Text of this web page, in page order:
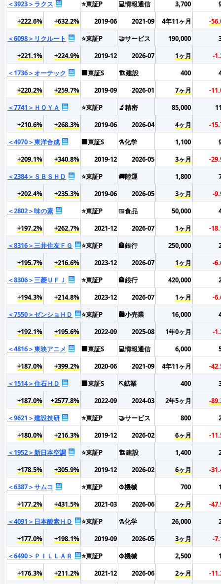
＜3923＞ラクス
⭐東証P 💻情報通信 3,700
+222.6%
+632.2% 2019-06 2021-09 4年11ヶ月
-
＜6098＞リクルート
⭐東証P 🤝サービス 190,000
+221.1%
+224.9% 2019-12 2026-07 1ヶ月
-
＜1736＞オーテック
🏢東証S 🏗️建設 400
+220.2%
+259.7% 2019-09 2026-01 7ヶ月
-
＜7741＞ＨＯＹＡ
⭐東証P 🔬精密 85,000
+210.6%
+268.3% 2019-06 2026-04 4ヶ月
-
＜4970＞東洋合成
🏢東証S ⚗️化学 1,100
+209.1%
+340.8% 2019-12 2026-05 3ヶ月
-
＜2384＞ＳＢＳＨＤ
⭐東証P 🚚陸運 1,800
+202.4%
+235.3% 2019-06 2026-05 3ヶ月
-
＜2802＞味の素
⭐東証P 🍱食品 50,000
+197.2%
+262.7% 2021-12 2026-07 1ヶ月
-
＜8316＞三井住友ＦＧ
⭐東証P 🏦銀行 250,000
+195.7%
+216.6% 2023-12 2026-07 1ヶ月
-
＜8306＞三菱ＵＦＪ
⭐東証P 🏦銀行 420,000
+194.3%
+214.8% 2023-12 2026-07 1ヶ月
-
＜7550＞ゼンショＨＤ
⭐東証P 🛍️小売業 16,000
+192.1%
+195.6% 2022-09 2025-08 1年0ヶ月
-
＜4816＞東映アニメ
🏢東証S 💻情報通信 6,000
+187.0%
+399.2% 2020-06 2021-09 4年11ヶ月
-
＜1514＞住石ＨＤ
🏢東証S ⛏️鉱業 400
+187.0%
+2577.8% 2022-09 2024-03 2年5ヶ月
-
＜9621＞建設技研
⭐東証P 🤝サービス 800
+180.0%
+216.3% 2019-12 2026-02 6ヶ月
-
＜1952＞新日本空調
⭐東証P 🏗️建設 1,400
+178.5%
+305.9% 2019-12 2026-02 6ヶ月
-
＜6387＞サムコ
⭐東証P ⚙️機械 700
+177.2%
+431.5% 2021-03 2026-06 2ヶ月
-
＜4091＞日本酸素ＨＤ
⭐東証P ⚗️化学 26,000
+177.0%
+198.1% 2019-09 2026-05 3ヶ月
-
＜6490＞ＰＩＬＬＡＲ
⭐東証P ⚙️機械 2,500
+176.3%
+211.2% 2021-12 2026-06 2ヶ月 -